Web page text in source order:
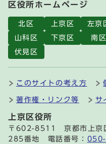
区役所ホームページ
北区 上京区 左京
山科区
下京区 南区
伏見区
このサイトの考え方
著作権・リンク等 サ
上京区役所
〒602-8511 京都市上京
285番地 電話番号：